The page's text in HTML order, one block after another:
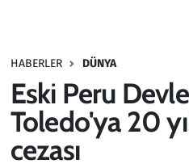
HABERLER DÜNYA
Eski Peru
Toledo'ya 20
cezası
Haber
Kültür Sanat
Kurumsal Haberler